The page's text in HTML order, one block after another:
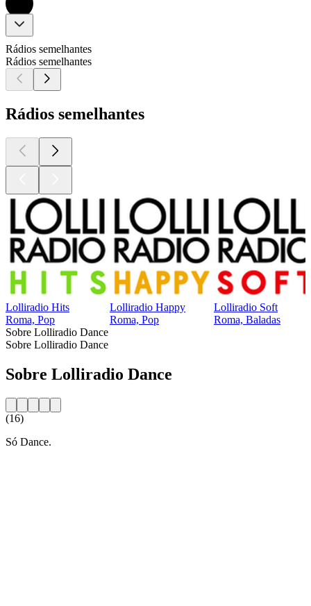
Rádios semelhantes
Rádios semelhantes
Rádios semelhantes
Lolliradio Hits
Roma, Pop
Lolliradio Happy
Roma, Pop
Lolliradio Soft
Roma, Baladas
Sobre Lolliradio Dance
Sobre Lolliradio Dance
Sobre Lolliradio Dance
(16)
Só Dance.